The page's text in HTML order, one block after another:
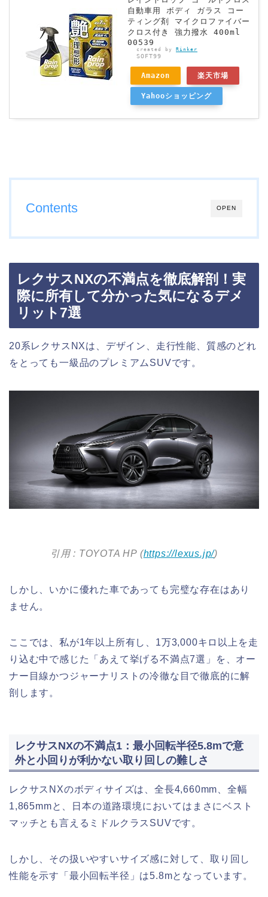
自動車用 ボディ ガラス コー
ティング剤 マイクロファイバー
クロス付き 強力撥水 400ml
00539
created by Rinker
SOFT99
Amazon 楽天市場
Yahooショッピング
OPEN
Contents
レクサスNXの不満点を徹底解剖！実
際に所有して分かった気になるデメ
リット7選
20系レクサスNXは、デザイン、走行性能、質感のどれ
をとっても一級品のプレミアムSUVです。
引用 : TOYOTA HP (https://lexus.jp/)
しかし、いかに優れた車であっても完璧な存在はあり
ません。
ここでは、私が1年以上所有し、1万3,000キロ以上を走
り込む中で感じた「あえて挙げる不満点7選」を、オー
ナー目線かつジャーナリストの冷徹な目で徹底的に解
剖します。
レクサスNXの不満点1：最小回転半径5.8mで意
外と小回りが利かない取り回しの難しさ
レクサスNXのボディサイズは、全長4,660mm、全幅
1,865mmと、日本の道路環境においてはまさにベスト
マッチとも言えるミドルクラスSUVです。
しかし、その扱いやすいサイズ感に対して、取り回し
性能を示す「最小回転半径」は5.8mとなっています。